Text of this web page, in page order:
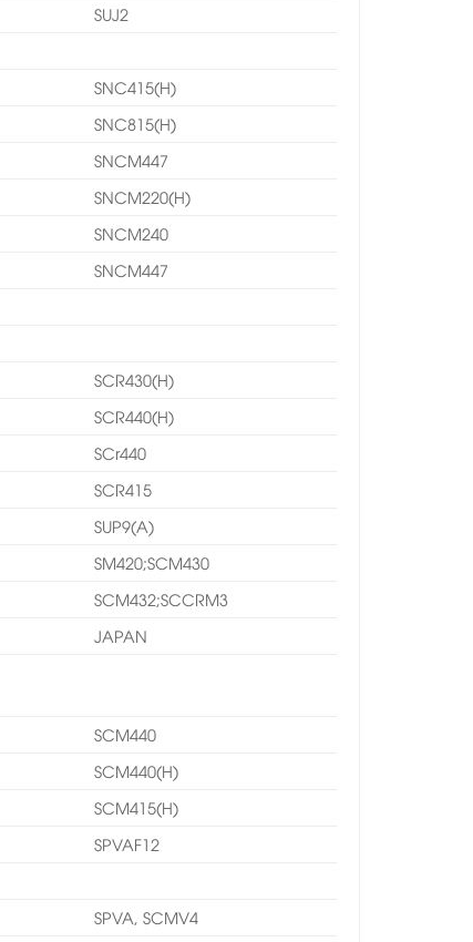
SUJ2
SNC415(H)
SNC815(H)
SNCM447
SNCM220(H)
SNCM240
SNCM447
SCR430(H)
SCR440(H)
SCr440
SCR415
SUP9(A)
SM420;SCM430
SCM432;SCCRM3
JAPAN
SCM440
SCM440(H)
SCM415(H)
SPVAF12
SPVA, SCMV4